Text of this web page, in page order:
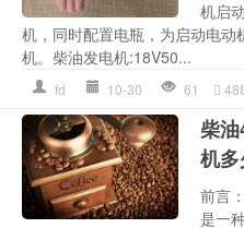
机启
机，同时配置电瓶，为启动电
机。柴油发电机:18V50...
fd 10-30 61
柴
机
前言
是一